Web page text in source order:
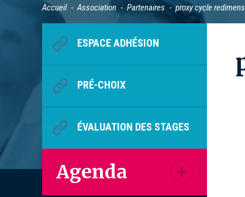
Accueil Association Partenaires proxy cycle
ESPACE ADHÉSION
PRÉ-CHOIX
ÉVALUATION DES STAGES
Agenda